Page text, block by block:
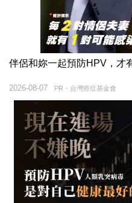
伴侶和妳一起預防HPV，才
PR・台灣癌症基金會
2026-08-07